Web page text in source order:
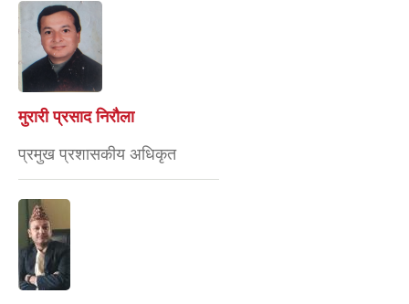
मुरारी प्रसाद निरौला
प्रमुख प्रशासकीय अधिकृत